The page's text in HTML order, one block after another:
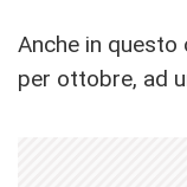
Anche in questo
per ottobre, ad